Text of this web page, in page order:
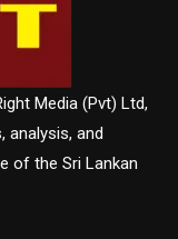
Media (Pvt) Ltd,
analysis, and
of the Sri Lankan